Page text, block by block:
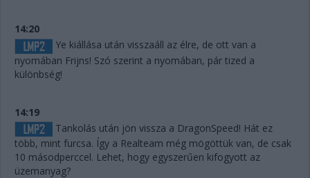
14:20
Ye kiállása után visszaáll az élre, de ott van a
nyomában Frijns! Szó szerint a nyomában, pár tized a
különbség!
14:19
Tankolás után jön vissza a DragonSpeed! Hát ez
több, mint furcsa. Így a Realteam még mögöttük van, de csak
10 másodperccel. Lehet, hogy egyszerűen kifogyott az
üzemanyag?